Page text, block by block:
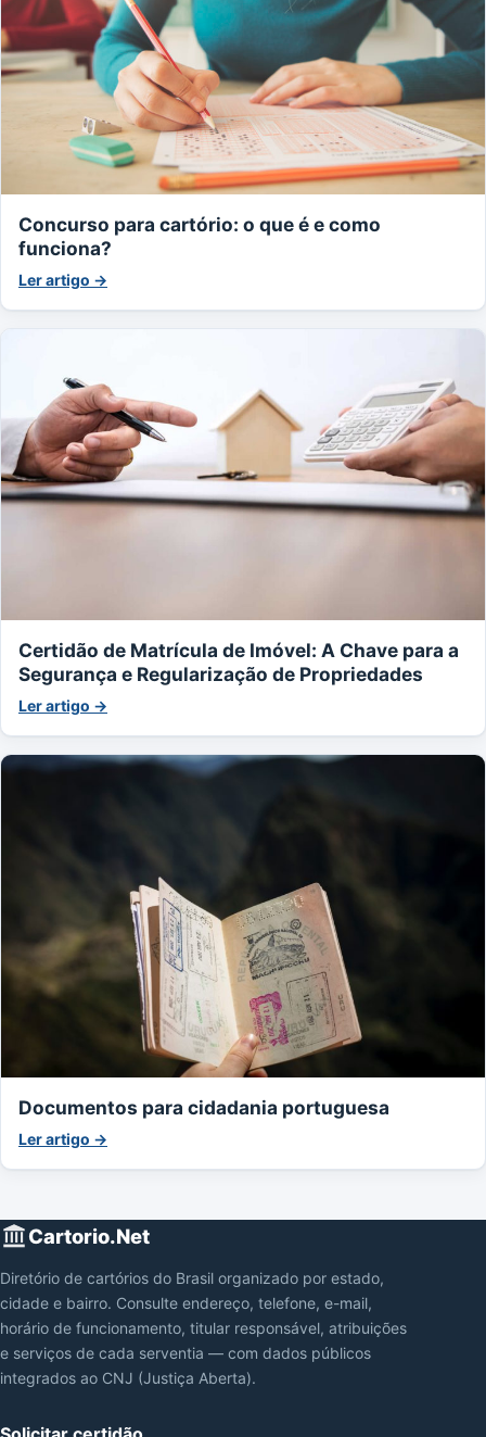
Concurso para cartório: o que é e como
funciona?
Ler artigo →
Certidão de Matrícula de Imóvel: A Chave para a
Segurança e Regularização de Propriedades
Ler artigo →
Documentos para cidadania portuguesa
Ler artigo →
Cartorio.Net
Diretório de cartórios do Brasil organizado por estado,
cidade e bairro. Consulte endereço, telefone, e-mail,
horário de funcionamento, titular responsável, atribuições
e serviços de cada serventia — com dados públicos
integrados ao CNJ (Justiça Aberta).